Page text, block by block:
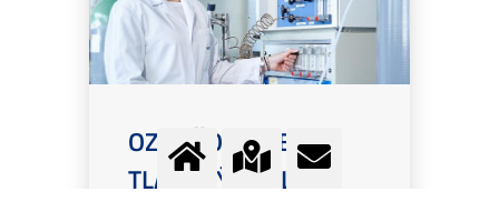
OZNAČOVANIE
TLAKOVÝCH FLIAŠ